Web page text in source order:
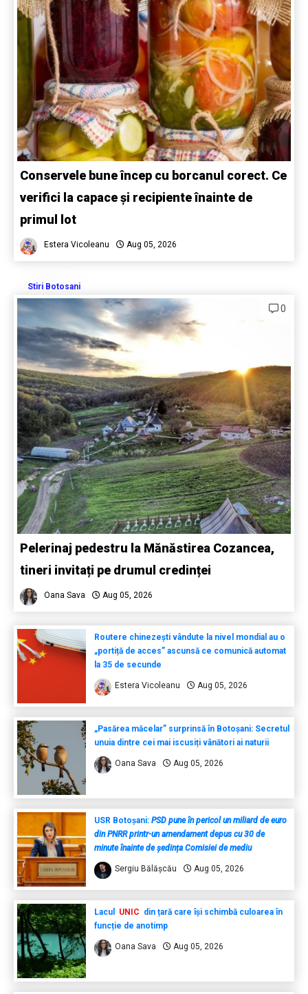
Conservele bune încep cu borcanul corect. Ce
verifici la capace și recipiente înainte de
primul lot
Estera Vicoleanu Aug 05, 2026
Stiri Botosani
0
Pelerinaj pedestru la Mănăstirea Cozancea,
tineri invitați pe drumul credinței
Oana Sava Aug 05, 2026
Routere chinezești vândute la nivel mondial au o
„portiță de acces” ascunsă ce comunică automat
la 35 de secunde
Estera Vicoleanu Aug 05, 2026
„Pasărea măcelar” surprinsă în Botoșani: Secretul
unuia dintre cei mai iscusiți vânători ai naturii
Oana Sava Aug 05, 2026
USR Botoșani: PSD pune în pericol un miliard de euro
din PNRR printr-un amendament depus cu 30 de
minute înainte de ședința Comisiei de mediu
Sergiu Bălășcău Aug 05, 2026
Lacul UNIC din țară care își schimbă culoarea în
funcție de anotimp
Oana Sava Aug 05, 2026